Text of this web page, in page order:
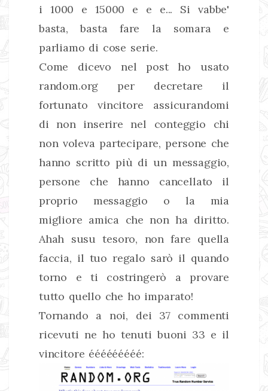
i 1000 e 15000 e e e... Si vabbe'
basta, basta fare la somara e
parliamo di cose serie.
Come dicevo nel post ho usato
random.org per decretare il
fortunato vincitore assicurandomi
di non inserire nel conteggio chi
non voleva partecipare, persone che
hanno scritto più di un messaggio,
persone che hanno cancellato il
proprio messaggio o la mia
migliore amica che non ha diritto.
Ahah susu tesoro, non fare quella
faccia, il tuo regalo sarò il quando
torno e ti costringerò a provare
tutto quello che ho imparato!
Tornando a noi, dei 37 commenti
ricevuti ne ho tenuti buoni 33 e il
vincitore ééééééééé: